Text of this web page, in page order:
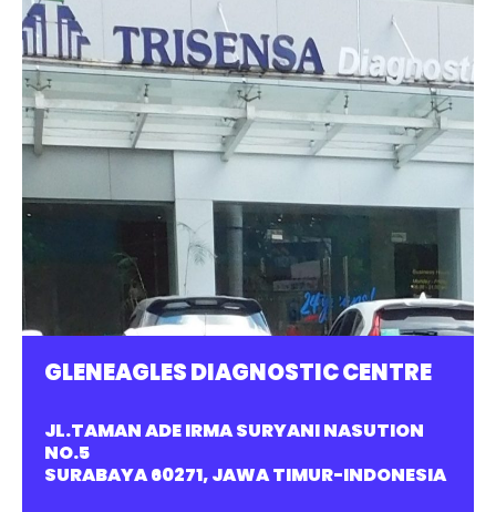
GLENEAGLES DIAGNOSTIC CENTRE
JL.TAMAN ADE IRMA SURYANI NASUTION
NO.5
SURABAYA 60271, JAWA TIMUR-INDONESIA